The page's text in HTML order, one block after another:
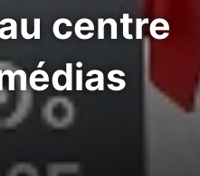
centre